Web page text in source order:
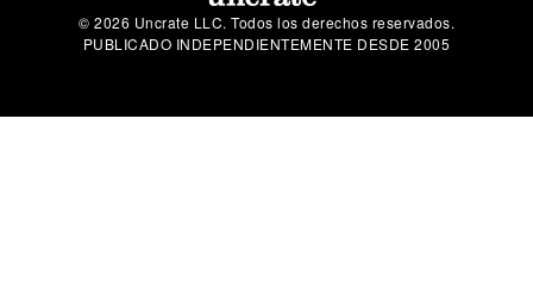
© 2026 Uncrate LLC. Todos los derechos reservados.
PUBLICADO INDEPENDIENTEMENTE DESDE 2005